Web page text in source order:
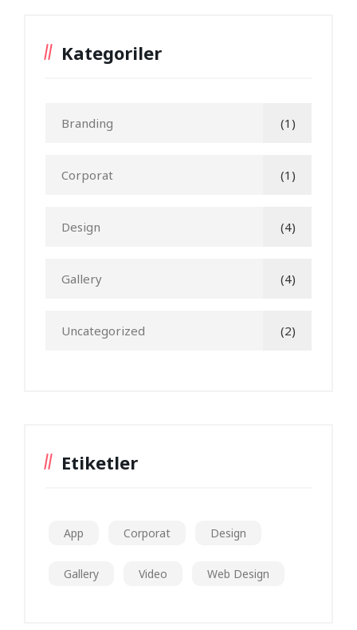
Kategoriler
Branding (1)
Corporat (1)
Design (4)
Gallery (4)
Uncategorized (2)
Etiketler
App Corporat Design
Gallery Video Web Design